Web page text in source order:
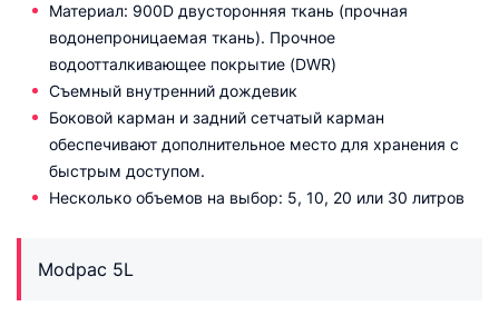
Материал: 900D двусторонняя ткань (прочная
водонепроницаемая ткань). Прочное
водоотталкивающее покрытие (DWR)
Съемный внутренний дождевик
Боковой карман и задний сетчатый карман
обеспечивают дополнительное место для хранения с
быстрым доступом.
Несколько объемов на выбор: 5, 10, 20 или 30 литров
Modpac 5L